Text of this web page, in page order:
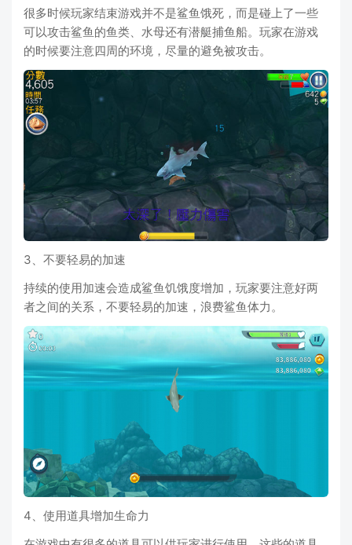
很多时候玩家结束游戏并不是鲨鱼饿死，而是碰上了一些
可以攻击鲨鱼的鱼类、水母还有潜艇捕鱼船。玩家在游戏
的时候要注意四周的环境，尽量的避免被攻击。
3、不要轻易的加速
持续的使用加速会造成鲨鱼饥饿度增加，玩家要注意好两
者之间的关系，不要轻易的加速，浪费鲨鱼体力。
4、使用道具增加生命力